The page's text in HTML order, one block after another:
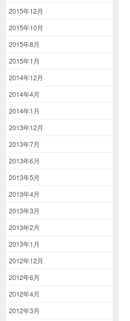
2015年12月
2015年10月
2015年8月
2015年1月
2014年12月
2014年4月
2014年1月
2013年12月
2013年7月
2013年6月
2013年5月
2013年4月
2013年3月
2013年2月
2013年1月
2012年12月
2012年6月
2012年4月
2012年3月